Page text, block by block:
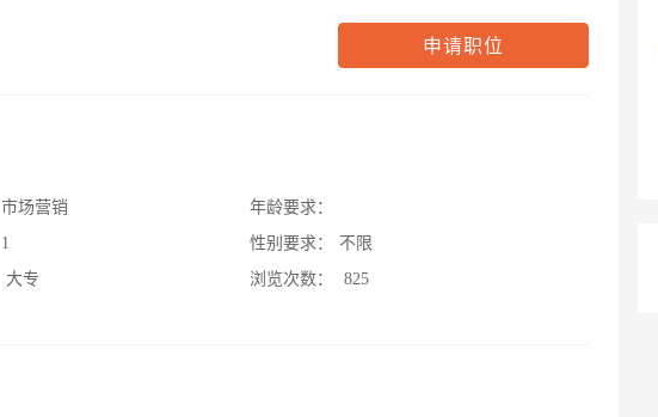
申请职位
市场营销
1
大专
年龄要求：
性别要求：
不限
浏览次数：
825